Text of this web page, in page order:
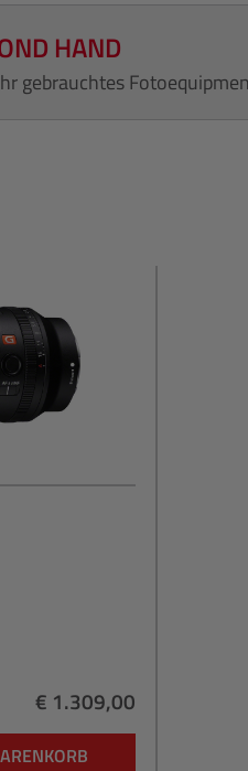
HAND
gebrauchtes
Regulärer Preis:
€ 1.309,00